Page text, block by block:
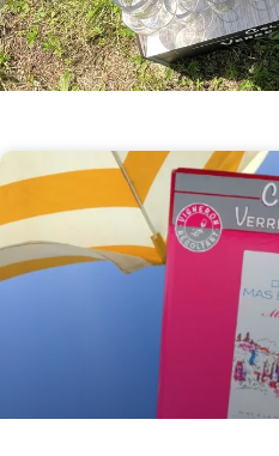
PagePagePagePage